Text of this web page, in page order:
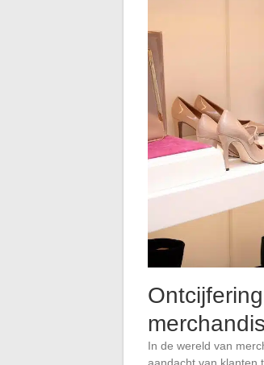
In de wereld van